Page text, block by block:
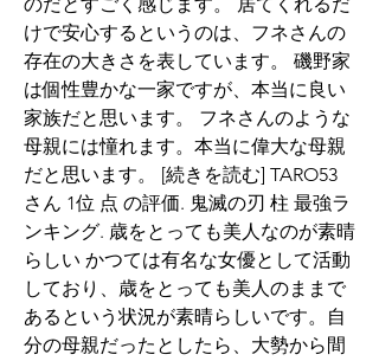
けで安心するというのは、フネさんの
存在の大きさを表しています。 磯野家
は個性豊かな一家ですが、本当に良い
家族だと思います。 フネさんのような
母親には憧れます。本当に偉大な母親
だと思います。 [続きを読む] TARO53
さん 1位 点 の評価. 鬼滅の刃 柱 最強ラ
ンキング. 歳をとっても美人なのが素晴
らしい かつては有名な女優として活動
しており、歳をとっても美人のままで
あるという状況が素晴らしいです。自
分の母親だったとしたら、大勢から間